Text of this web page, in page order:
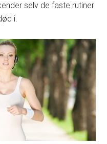
selv de faste rutiner
i.